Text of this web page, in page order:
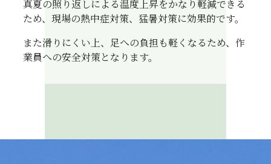
真夏の照り返しによる温度上昇をかなり軽減できる
ため、現場の熱中症対策、猛暑対策に効果的です。
また滑りにくい上、足への負担も軽くなるため、作
業員への安全対策となります。